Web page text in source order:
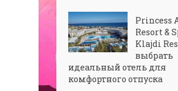
Princess
Resort &
Klajdi
выбрать
идеальный отель для
комфортного отпуска